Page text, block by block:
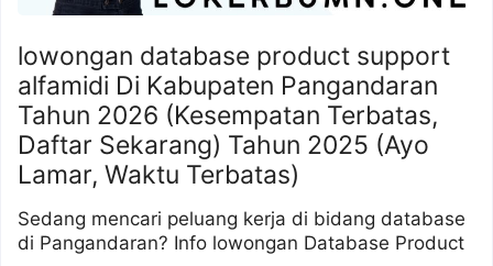
lowongan database product support
alfamidi Di Kabupaten Pangandaran
Tahun 2026 (Kesempatan Terbatas,
Daftar Sekarang) Tahun 2025 (Ayo
Lamar, Waktu Terbatas)
Sedang mencari peluang kerja di bidang database
di Pangandaran? Info lowongan Database Product